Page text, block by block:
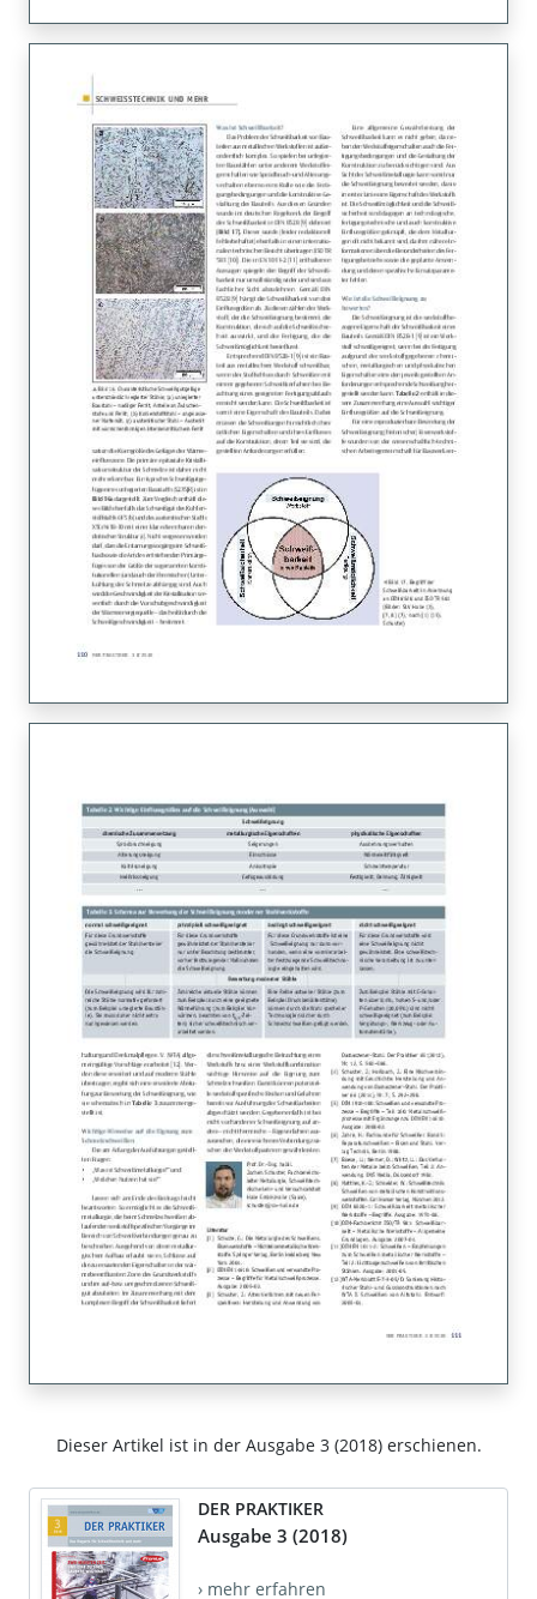
Dieser Artikel ist in der Ausgabe 3 (2018) erschienen.
DER PRAKTIKER
Ausgabe 3 (2018)
› mehr erfahren